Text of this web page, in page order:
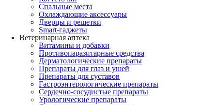
Спальные места
Охлаждающие аксессуары
Дверцы и решетки
Smart-гаджеты
Ветеринарная аптека
Витамины и добавки
Противопаразитарные средства
Дерматологические препараты
Препараты для глаз и ушей
Препараты для суставов
Гастроэнтерологические препараты
Сердечно-сосудистые препараты
Урологические препараты